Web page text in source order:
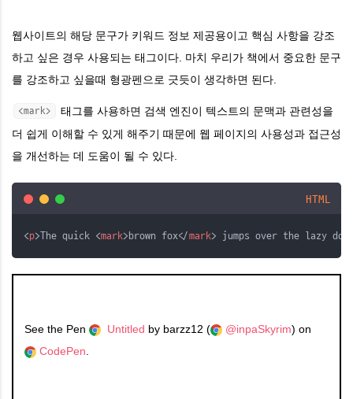
웹사이트의 해당 문구가 키워드 정보 제공용이고 핵심 사항을 강조
하고 싶은 경우 사용되는 태그이다. 마치 우리가 책에서 중요한 문구
를 강조하고 싶을때 형광펜으로 긋듯이 생각하면 된다.
<mark>
태그를 사용하면 검색 엔진이 텍스트의 문맥과 관련성을
더 쉽게 이해할 수 있게 해주기 때문에 웹 페이지의 사용성과 접근성
을 개선하는 데 도움이 될 수 있다.
HTML
<p>The quick <mark>brown fox</mark> jumps over the lazy
See the Pen Untitled by barzz12 ( @inpaSkyrim) on
CodePen.